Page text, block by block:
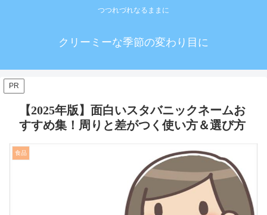
つつれづれなるままに
クリーミーな季節の変わり目に
PR
【2025年版】面白いスタバニックネームお
すすめ集！周りと差がつく使い方＆選び方
食品